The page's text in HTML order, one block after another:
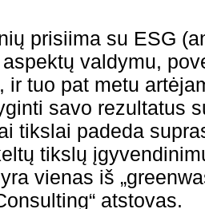
prisiima su ESG
valdymu,
ir tuo pat metu
savo rezultatus
tikslai padeda
tikslų
vienas iš
atstovas.